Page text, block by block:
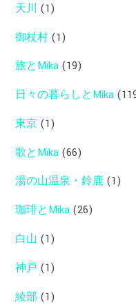
天川 (1)
御杖村 (1)
旅とMika (19)
日々の暮らしとMika
東京 (1)
歌とMika (66)
湯の山温泉・鈴鹿 (1)
珈琲とMika (26)
白山 (1)
神戸 (1)
綾部 (1)